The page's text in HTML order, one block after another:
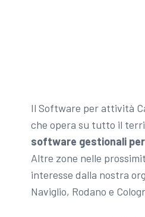
Il Software per attività
che opera su tutto il
software gestionali
Altre zone nelle
interesse dalla nostra
Naviglio, Rodano e